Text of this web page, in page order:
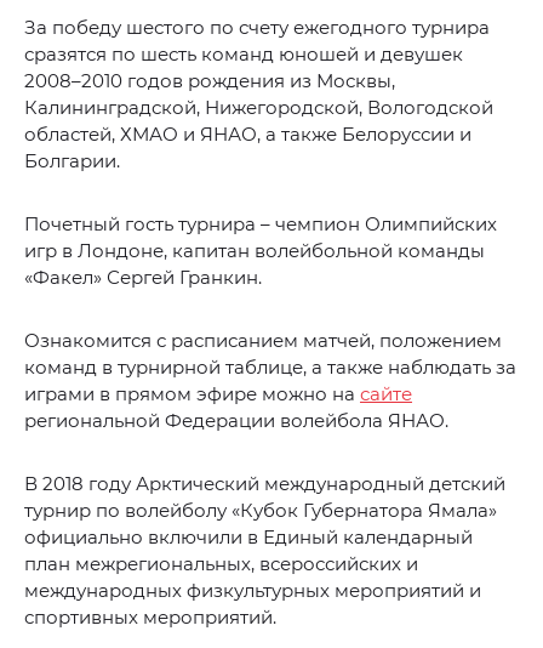
За победу шестого по счету ежегодного турнира
сразятся по шесть команд юношей и девушек
2008–2010 годов рождения из Москвы,
Калининградской, Нижегородской, Вологодской
областей, ХМАО и ЯНАО, а также Белоруссии и
Болгарии.
Почетный гость турнира – чемпион Олимпийских
игр в Лондоне, капитан волейбольной команды
«Факел» Сергей Гранкин.
Ознакомится с расписанием матчей, положением
команд в турнирной таблице, а также наблюдать за
играми в прямом эфире можно на сайте
региональной Федерации волейбола ЯНАО.
В 2018 году Арктический международный детский
турнир по волейболу «Кубок Губернатора Ямала»
официально включили в Единый календарный
план межрегиональных, всероссийских и
международных физкультурных мероприятий и
спортивных мероприятий.